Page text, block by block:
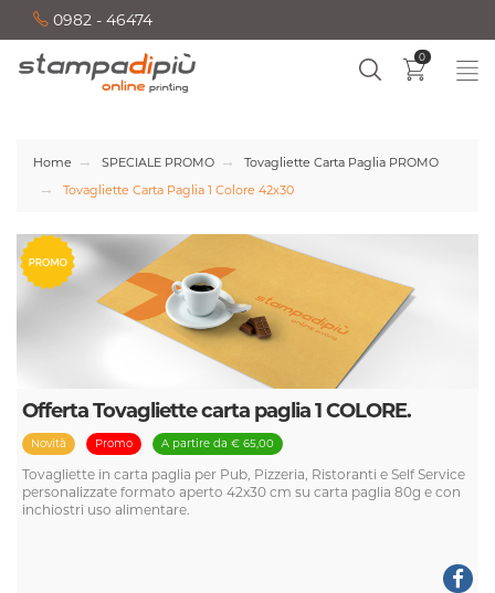
0982 - 46474
0
Home SPECIALE PROMO
Tovagliette Carta Paglia PROMO
Tovagliette Carta Paglia 1 Colore 42x30
Offerta Tovagliette carta paglia 1 COLORE.
Novità Promo A partire da € 65,00
Tovagliette in carta paglia per Pub, Pizzeria, Ristoranti e Self Service
personalizzate formato aperto 42x30 cm su carta paglia 80g e con
inchiostri uso alimentare.